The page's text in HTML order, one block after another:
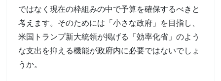
ではなく現在の枠組みの中で予算を確保するべきと
考えます。そのためには「小さな政府」を目指し、
米国トランプ新大統領が掲げる「効率化省」のよう
な支出を抑える機能が政府内に必要ではないでしょ
うか。